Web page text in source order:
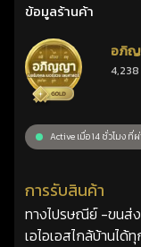
ข้อมูลร้านค้า
อภิญ
เลข
Active เมื่อ 14 ชั่วโมง ที่
การรับสินค้า
ทางไปรษณีย์ -ขนส่
เอไอเอสไกล้บ้านได้